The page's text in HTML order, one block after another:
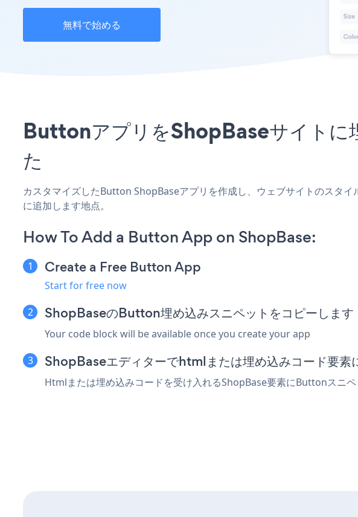
無料で始める
ButtonアプリをShopBaseサイトに
た
カスタマイズしたButton ShopBaseアプリを作成し、ウェブサイトのスタ
に追加します地点。
How To Add a Button App on ShopBase:
Create a Free Button App
Start for free now
ShopBaseのButton埋め込みスニペットをコピーします
Your code block will be available once you create your app
ShopBaseエディターでhtmlまたは埋め込みコード要素
Htmlまたは埋め込みコードを受け入れるShopBase要素にButtonスニ